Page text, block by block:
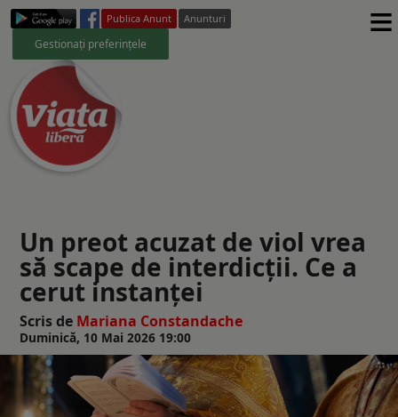
Publica Anunt Anunturi
Gestionați preferințele ≡
Un preot acuzat de viol vrea
să scape de interdicții. Ce a
cerut instanței
Scris de Mariana Constandache
Duminică, 10 Mai 2026 19:00